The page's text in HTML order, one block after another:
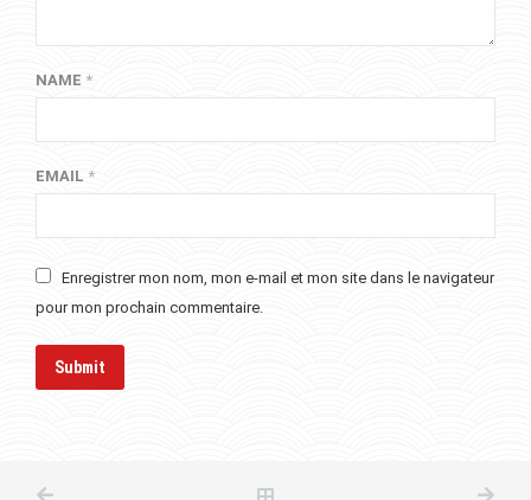
NAME *
EMAIL *
Enregistrer mon nom, mon e-mail et mon site dans le navigateur
pour mon prochain commentaire.